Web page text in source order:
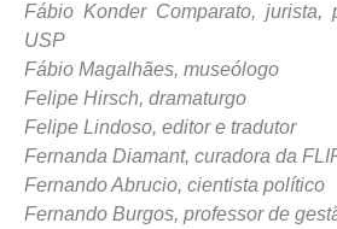
Fábio Konder Comparato, jurista,
USP
Fábio Magalhães, museólogo
Felipe Hirsch, dramaturgo
Felipe Lindoso, editor e tradutor
Fernanda Diamant, curadora da
Fernando Abrucio, cientista político
Fernando Burgos, professor de